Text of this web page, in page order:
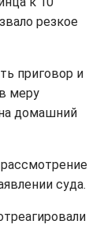
резкое
приговор и
меру
домашний
суда.